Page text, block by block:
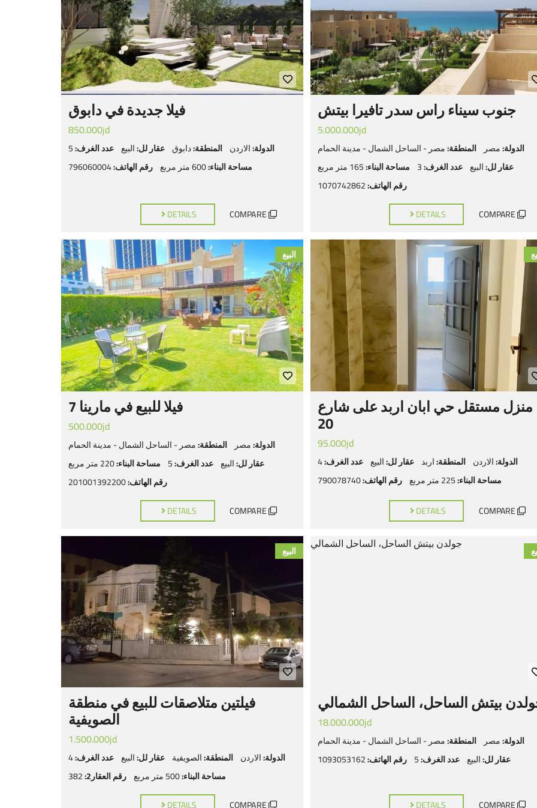
جنوب سيناء راس سدر تافيرا بيتش
5.000.000jd
الدولة:مصر المنطقة:مصر - الساحل الشمال - مدينة الحمام
عقار لل:البيع عدد الغرف:3 مساحة البناء:165 متر مربع
رقم الهاتف:1070742862
COMPARE
DETAILS
فيلا جديدة في دابوق
850.000jd
الدولة:الاردن المنطقة:دابوق عقار لل:البيع عدد الغرف:5
مساحة البناء:600 متر مربع رقم الهاتف:796060004
DETAILS
منزل مستقل حي ابان اربد على شارع
20
95.000jd
الدولة:الاردن المنطقة:اربد عقار لل:البيع عدد الغرف:4
مساحة البناء:225 متر مربع رقم الهاتف:790078740
COMPARE
DETAILS
البيع
فيلا للبيع في مارينا 7
500.000jd
الدولة:مصر المنطقة:مصر - الساحل الشمال - مدينة الحمام
عقار لل:البيع عدد الغرف:5 مساحة البناء:220 متر مربع
رقم الهاتف:201001392200
DETAILS
بيتش الساحل، الساحل الشمالي
18.000.000jd
الدولة:مصر المنطقة:مصر - الساحل الشمال - مدينة الحمام
عقار لل:البيع عدد الغرف:5 رقم الهاتف:1093053162
COMPARE
DETAILS
البيع
فيلتين متلاصقات للبيع في منطقة
الصويفية
1.500.000jd
الدولة:الاردن المنطقة:الصويفية عقار لل:البيع عدد الغرف:4
مساحة البناء:500 متر مربع رقم العقار2: 382
DETAILS